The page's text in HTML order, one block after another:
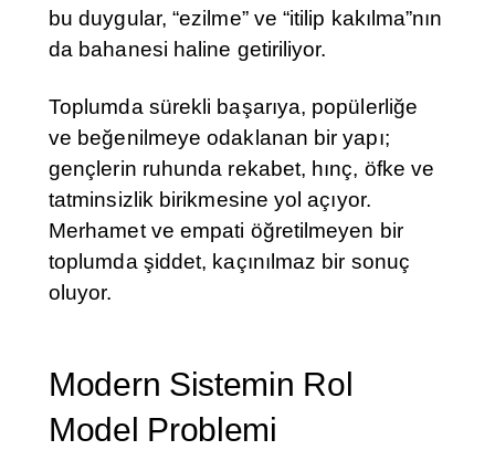
bu duygular, “ezilme” ve “itilip kakılma”nın
da bahanesi haline getiriliyor.
Toplumda sürekli başarıya, popülerliğe
ve beğenilmeye odaklanan bir yapı;
gençlerin ruhunda rekabet, hınç, öfke ve
tatminsizlik birikmesine yol açıyor.
Merhamet ve empati öğretilmeyen bir
toplumda şiddet, kaçınılmaz bir sonuç
oluyor.
Modern Sistemin Rol
Model Problemi